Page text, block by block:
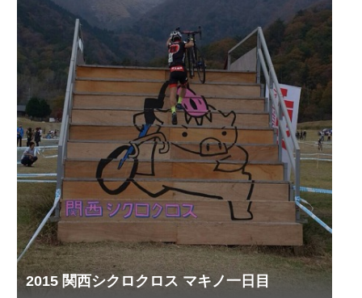
2015 関西シクロクロス マキノ一日目